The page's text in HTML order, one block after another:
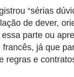
“sérias
de dever,
parte ou
já que
regras e